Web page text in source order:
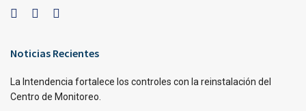
Noticias Recientes
La Intendencia fortalece los controles con la reinstalación del
Centro de Monitoreo.